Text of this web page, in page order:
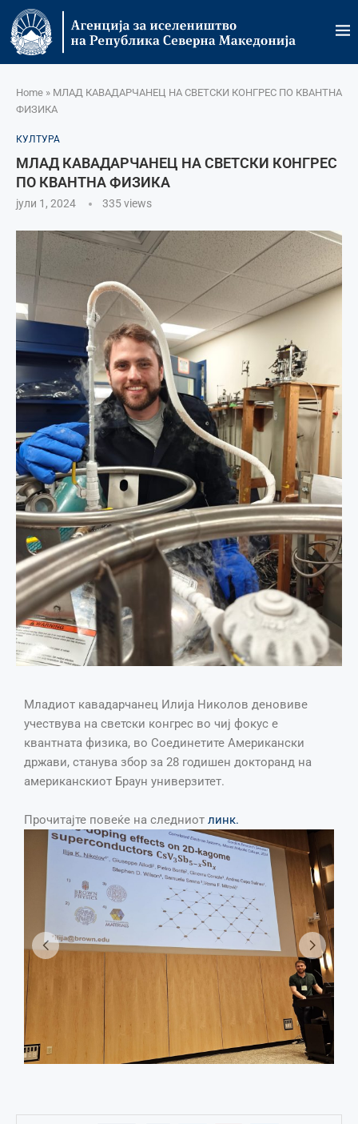
Home » МЛАД КАВАДАРЧАНЕЦ НА СВЕТСКИ КОНГРЕС ПО КВАНТНА
ФИЗИКА
КУЛТУРА
МЛАД КАВАДАРЧАНЕЦ НА СВЕТСКИ КОНГРЕС
ПО КВАНТНА ФИЗИКА
јули 1, 2024 335views
Младиот кавадарчанец Илија Николов деновиве
учествува на светски конгрес во чиј фокус е
квантната физика, во Соединетите Американски
држави, станува збор за 28 годишен докторанд на
американскиот Браун универзитет.
Прочитајте повеќе на следниот линк.